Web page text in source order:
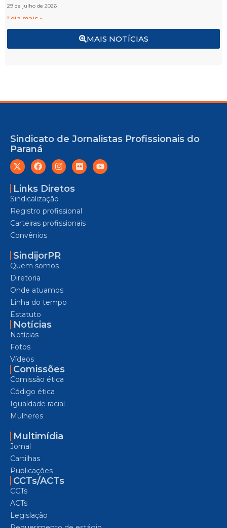
MAIS NOTÍCIAS
29 de julho de 2026
Leia mais »
Sindicato de Jornalistas Profissionais do
Paraná
Links Diretos
Sindicalização
Registro profissional
Carteiras profissionais
Convênios
SindijorPR
Quem somos
Diretoria
Onde atuamos
Linha do tempo
Estatuto
Notícias
Notícias
Fotos
Vídeos
Comissões
Comissão ética
Código ética
Igualdade racial
Mulheres
Multimídia
Jornal
Cartilhas
Publicações
CCTs/ACTs
CCTs
ACTs
Legislação